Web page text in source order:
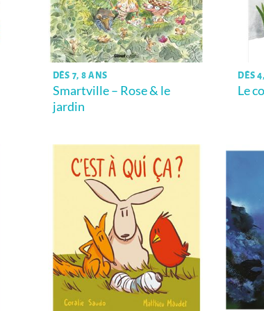
DÈS 7, 8 ANS
Smartville – Rose & le
jardin
DÈS
Le